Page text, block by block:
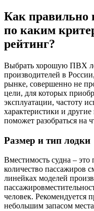
Как правильно
по каким
рейтинг?
Выбрать хорошую ПВХ
производителей в
рынке, совершенно не
цели, для которых
эксплуатации, частоту
характеристики и
поможет разобраться на
Размер и тип лодки
Вместимость судна –
количество пассажиров
линейках моделей
человек. Рекомендуется
небольшим запасом